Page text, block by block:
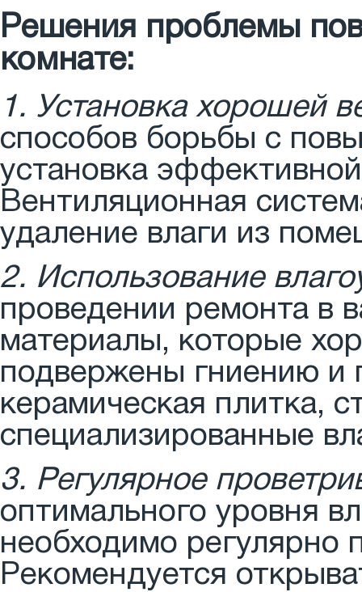
Решения проблемы
комнате:
1. Установка хорошей
способов борьбы с
установка
Вентиляционная
удаление влаги из
2. Использование
проведении ремонта в
материалы, которые
подвержены гниению и
керамическая плитка,
специализированные
3. Регулярное
оптимального уровня
необходимо регулярно
Рекомендуется